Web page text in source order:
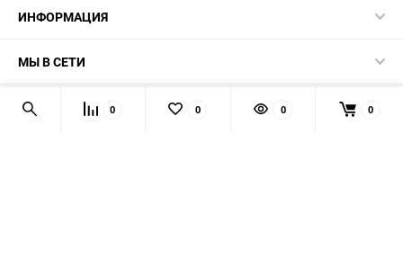
ИНФОРМАЦИЯ
МЫ В СЕТИ
КОНТАКТЫ 0 0 0 0